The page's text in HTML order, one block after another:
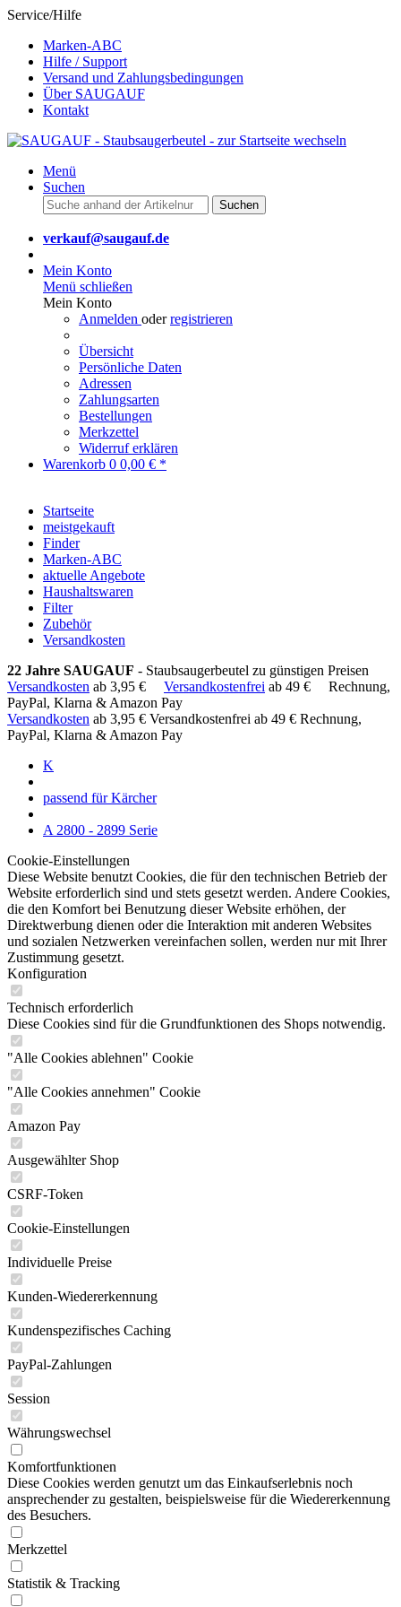
Service/Hilfe
Marken-ABC
Hilfe / Support
Versand und Zahlungsbedingungen
Über SAUGAUF
Kontakt
Menü
Suchen
Suchen
verkauf@saugauf.de
Mein Konto
Menü schließen
Mein Konto
Anmelden oderregistrieren
Übersicht
Persönliche Daten
Adressen
Zahlungsarten
Bestellungen
Merkzettel
Widerruf erklären
Warenkorb 0 0,00 € *
Startseite
meistgekauft
Finder
Marken-ABC
aktuelle Angebote
Haushaltswaren
Filter
Zubehör
Versandkosten
22 Jahre SAUGAUF - Staubsaugerbeutel zu günstigen Preisen
Versandkosten ab 3,95 € Versandkostenfrei ab 49 €
Rechnung,
PayPal, Klarna & Amazon Pay
Versandkosten ab 3,95 € Versandkostenfrei ab 49 € Rechnung,
PayPal, Klarna & Amazon Pay
K
passend für Kärcher
A 2800 - 2899 Serie
Cookie-Einstellungen
Diese Website benutzt Cookies, die für den technischen Betrieb der
Website erforderlich sind und stets gesetzt werden. Andere Cookies,
die den Komfort bei Benutzung dieser Website erhöhen, der
Direktwerbung dienen oder die Interaktion mit anderen Websites
und sozialen Netzwerken vereinfachen sollen, werden nur mit Ihrer
Zustimmung gesetzt.
Konfiguration
Technisch erforderlich
Diese Cookies sind für die Grundfunktionen des Shops notwendig.
"Alle Cookies ablehnen" Cookie
"Alle Cookies annehmen" Cookie
Amazon Pay
Ausgewählter Shop
CSRF-Token
Cookie-Einstellungen
Individuelle Preise
Kunden-Wiedererkennung
Kundenspezifisches Caching
PayPal-Zahlungen
Session
Währungswechsel
Komfortfunktionen
Diese Cookies werden genutzt um das Einkaufserlebnis noch
ansprechender zu gestalten, beispielsweise für die Wiedererkennung
des Besuchers.
Merkzettel
Statistik & Tracking